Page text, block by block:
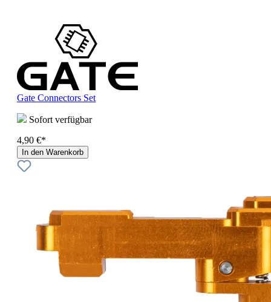
Gate Connectors Set
Sofort verfügbar
4,90 €*
In den Warenkorb